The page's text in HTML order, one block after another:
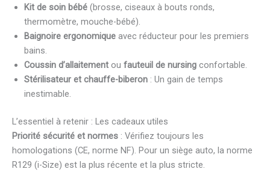
Kit de soin bébé (brosse, ciseaux à bouts ronds,
thermomètre, mouche-bébé).
Baignoire ergonomique avec réducteur pour les premiers
bains.
Coussin d’allaitement ou fauteuil de nursing confortable.
Stérilisateur et chauffe-biberon : Un gain de temps
inestimable.
L’essentiel à retenir : Les cadeaux utiles
Priorité sécurité et normes : Vérifiez toujours les
homologations (CE, norme NF). Pour un siège auto, la norme
R129 (i-Size) est la plus récente et la plus stricte.